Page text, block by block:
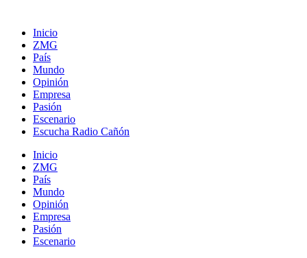
Inicio
ZMG
País
Mundo
Opinión
Empresa
Pasión
Escenario
Escucha Radio Cañón
Inicio
ZMG
País
Mundo
Opinión
Empresa
Pasión
Escenario